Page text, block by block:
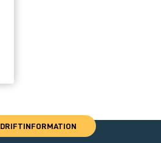
DRIFTINFORMATION